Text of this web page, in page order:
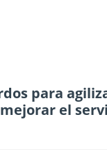
para
el